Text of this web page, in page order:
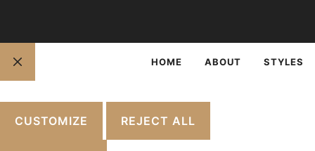
FERMER
HOME ABOUT STYLES
CUSTOMIZE REJECT ALL